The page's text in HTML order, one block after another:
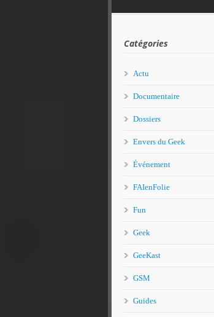
Catégories
Actu
Documentaire
Dossiers
Envers du Geek
Événement
FAIenFolie
Fun
Geek
GeeKast
GSM
Guides